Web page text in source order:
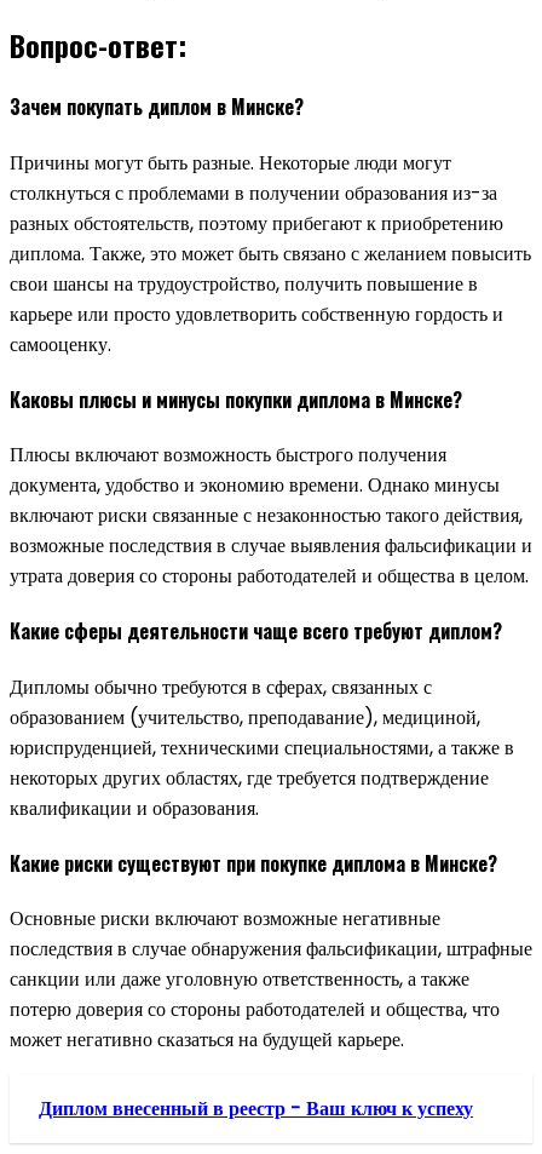
Вопрос-ответ:
Зачем покупать диплом в Минске?
Причины могут быть разные. Некоторые люди могут
столкнуться с проблемами в получении образования из-за
разных обстоятельств, поэтому прибегают к приобретению
диплома. Также, это может быть связано с желанием повысить
свои шансы на трудоустройство, получить повышение в
карьере или просто удовлетворить собственную гордость и
самооценку.
Каковы плюсы и минусы покупки диплома в Минске?
Плюсы включают возможность быстрого получения
документа, удобство и экономию времени. Однако минусы
включают риски связанные с незаконностью такого действия,
возможные последствия в случае выявления фальсификации и
утрата доверия со стороны работодателей и общества в целом.
Какие сферы деятельности чаще всего требуют диплом?
Дипломы обычно требуются в сферах, связанных с
образованием (учительство, преподавание), медициной,
юриспруденцией, техническими специальностями, а также в
некоторых других областях, где требуется подтверждение
квалификации и образования.
Какие риски существуют при покупке диплома в Минске?
Основные риски включают возможные негативные
последствия в случае обнаружения фальсификации, штрафные
санкции или даже уголовную ответственность, а также
потерю доверия со стороны работодателей и общества, что
может негативно сказаться на будущей карьере.
Диплом внесенный в реестр - Ваш ключ к успеху